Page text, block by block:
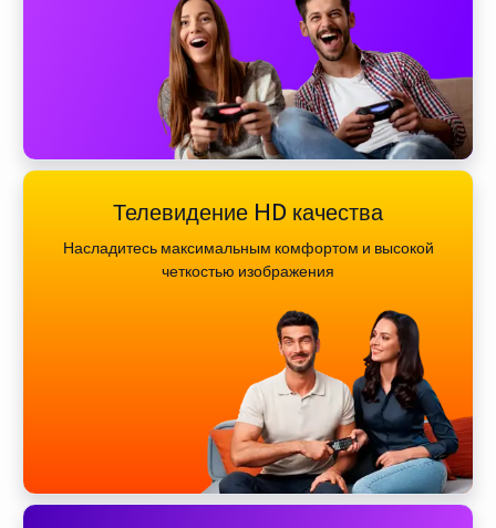
Телевидение HD качества
Насладитесь максимальным комфортом и высокой
четкостью изображения